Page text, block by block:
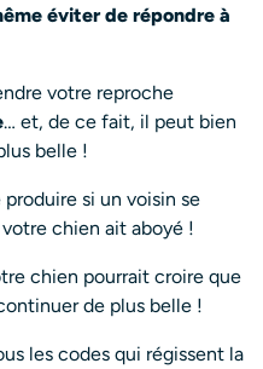
éviter de répondre à
votre reproche
… et, de ce fait, il peut bien
belle !
si un voisin se
chien ait aboyé !
chien pourrait croire que
de plus belle !
les codes qui régissent la